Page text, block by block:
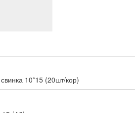
10*15 (20шт/кор)